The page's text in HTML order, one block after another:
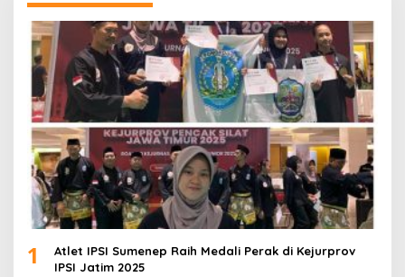
1
Atlet IPSI Sumenep Raih Medali Perak di Kejurprov
IPSI Jatim 2025